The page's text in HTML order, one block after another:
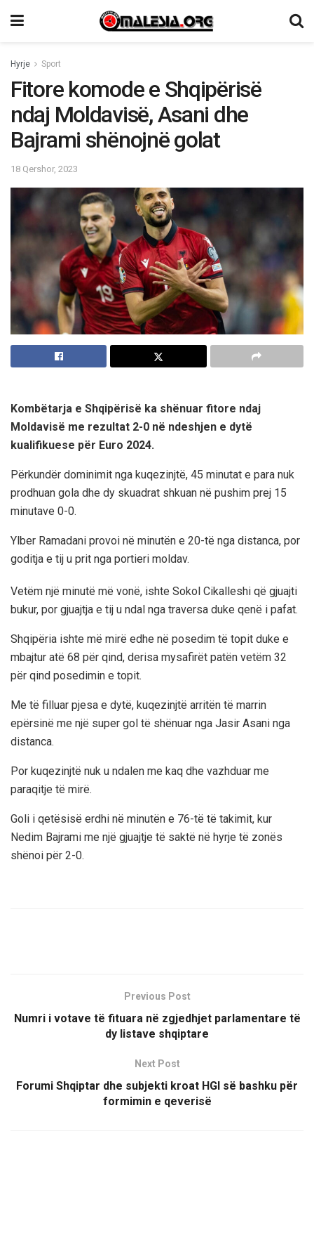
Hyrje Sport
Fitore komode e Shqipërisë
ndaj Moldavisë, Asani dhe
Bajrami shënojnë golat
18 Qershor, 2023
Kombëtarja e Shqipërisë ka shënuar fitore ndaj
Moldavisë me rezultat 2-0 në ndeshjen e dytë
kualifikuese për Euro 2024.
Përkundër dominimit nga kuqezinjtë, 45 minutat e para nuk
prodhuan gola dhe dy skuadrat shkuan në pushim prej 15
minutave 0-0.
Ylber Ramadani provoi në minutën e 20-të nga distanca, por
goditja e tij u prit nga portieri moldav.
Vetëm një minutë më vonë, ishte Sokol Cikalleshi që gjuajti
bukur, por gjuajtja e tij u ndal nga traversa duke qenë i pafat.
Shqipëria ishte më mirë edhe në posedim të topit duke e
mbajtur atë 68 për qind, derisa mysafirët patën vetëm 32
për qind posedimin e topit.
Me të filluar pjesa e dytë, kuqezinjtë arritën të marrin
epërsinë me një super gol të shënuar nga Jasir Asani nga
distanca.
Por kuqezinjtë nuk u ndalen me kaq dhe vazhduar me
paraqitje të mirë.
Goli i qetësisë erdhi në minutën e 76-të të takimit, kur
Nedim Bajrami me një gjuajtje të saktë në hyrje të zonës
shënoi për 2-0.
Previous Post
Numri i votave të fituara në zgjedhjet parlamentare të
dy listave shqiptare
Next Post
Forumi Shqiptar dhe subjekti kroat HGI së bashku për
formimin e qeverisë